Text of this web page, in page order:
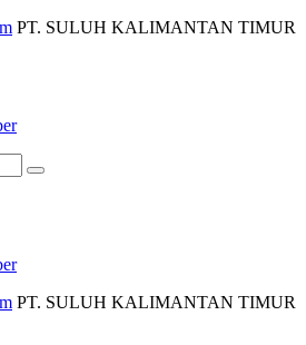
PT. SULUH KALIMANTAN TIMUR
PT. SULUH KALIMANTAN TIMUR